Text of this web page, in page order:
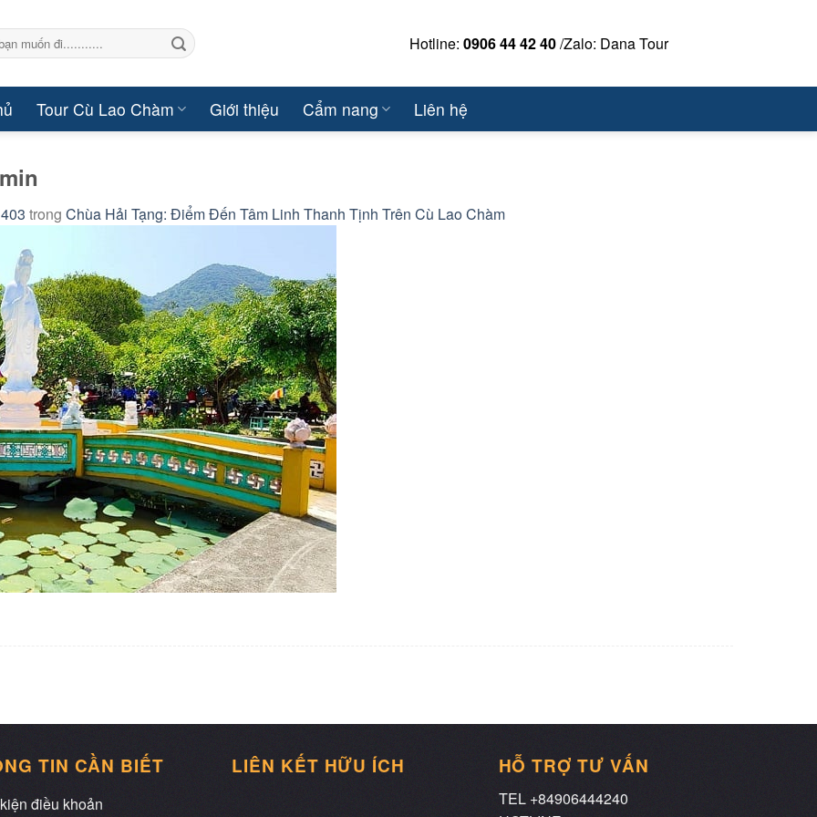
Hotline:0906 44 42 40/Zalo: Dana Tour
Tour Cù Lao Chàm Giới thiệu Cẩm nang Liên hệ
trong Chùa Hải Tạng: Điểm Đến Tâm Linh Thanh Tịnh Trên Cù Lao Chàm
TIN CẦN BIẾT
điều khoản
LIÊN KẾT HỮU ÍCH HỖ TRỢ TƯ VẤN
TEL +84906444240